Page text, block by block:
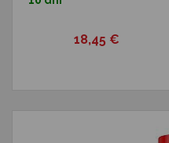
18,45 €